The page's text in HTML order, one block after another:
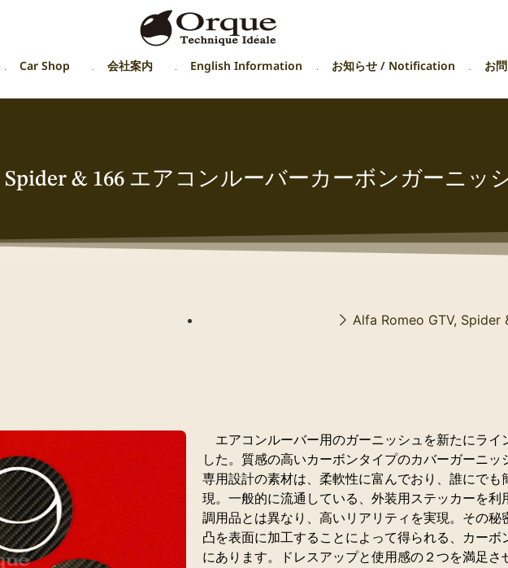
Car Shop 会社案内 English Information お知らせ / Notification お
Spider & 166 エアコンルーバーカーボンガーニッ
Alfa Romeo GTV,
エアコンルーバー用のガーニッシュを新たにライ
した。質感の高いカーボンタイプのカバーガーニッ
専用設計の素材は、柔軟性に富んでおり、誰にでも
現。一般的に流通している、外装用ステッカーを利
調用品とは異なり、高いリアリティを実現。その秘
凸を表面に加工することによって得られる、カーボ
にあります。ドレスアップと使用感の２つを満足さ